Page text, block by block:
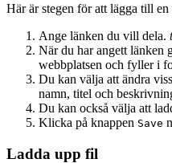
Här är stegen för att lägga till
Ange länken du vill dela.
När du har angett länken
webbplatsen och fyller i
Du kan välja att ändra
namn, titel och
Du kan också välja att
Klicka på knappen Save
Ladda upp fil